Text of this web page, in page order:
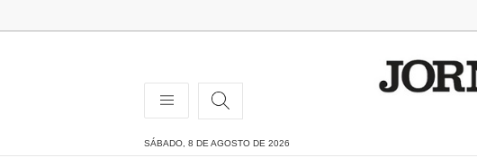
SÁBADO, 8 DE AGOSTO DE 2026